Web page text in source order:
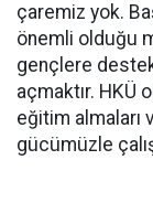
çaremiz yok.
önemli olduğu
gençlere
açmaktır. HKÜ
eğitim almaları
gücümüzle